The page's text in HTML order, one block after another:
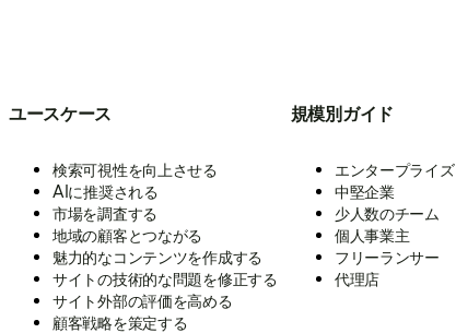
ユースケース
検索可視性を向上させる
AIに推奨される
市場を調査する
地域の顧客とつながる
魅力的なコンテンツを作成する
サイトの技術的な問題を修正する
サイト外部の評価を高める
顧客戦略を策定する
規模別ガイド
エンタープライズ
中堅企業
少人数のチーム
個人事業主
フリーランサー
代理店